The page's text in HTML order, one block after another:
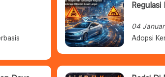
04
Adopsi